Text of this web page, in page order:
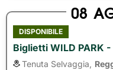
08
DISPONIBILE
Biglietti WILD PARK
Tenuta Selvaggia,